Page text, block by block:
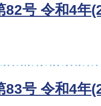
82号 令和4年
83号 令和4年